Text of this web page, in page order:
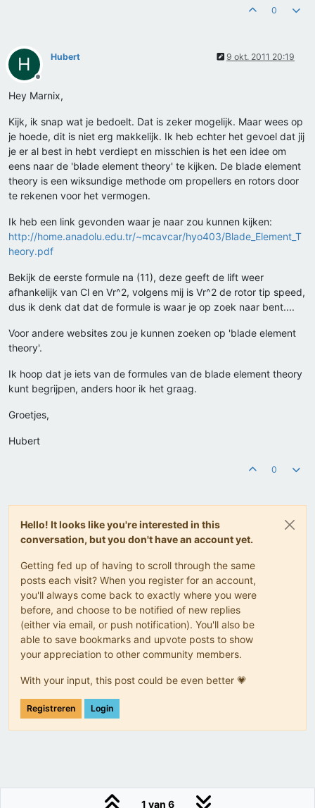
0
H
Offline
Hubert 9 okt. 2011 20:19
Hey Marnix,
Kijk, ik snap wat je bedoelt. Dat is zeker mogelijk. Maar wees op
je hoede, dit is niet erg makkelijk. Ik heb echter het gevoel dat jij
je er al best in hebt verdiept en misschien is het een idee om
eens naar de 'blade element theory' te kijken. De blade element
theory is een wiksundige methode om propellers en rotors door
te rekenen voor het vermogen.
Ik heb een link gevonden waar je naar zou kunnen kijken:
http://home.anadolu.edu.tr/~mcavcar/hyo403/Blade_Element_T
heory.pdf
Bekijk de eerste formule na (11), deze geeft de lift weer
afhankelijk van Cl en Vr^2, volgens mij is Vr^2 de rotor tip speed,
dus ik denk dat dat de formule is waar je op zoek naar bent....
Voor andere websites zou je kunnen zoeken op 'blade element
theory'.
Ik hoop dat je iets van de formules van de blade element theory
kunt begrijpen, anders hoor ik het graag.
Groetjes,
Hubert
0
Hello! It looks like you're interested in this
conversation, but you don't have an account yet.
Getting fed up of having to scroll through the same
posts each visit? When you register for an account,
you'll always come back to exactly where you were
before, and choose to be notified of new replies
(either via email, or push notification). You'll also be
able to save bookmarks and upvote posts to show
your appreciation to other community members.
With your input, this post could be even better 💗
Registreren Login
1 van 6